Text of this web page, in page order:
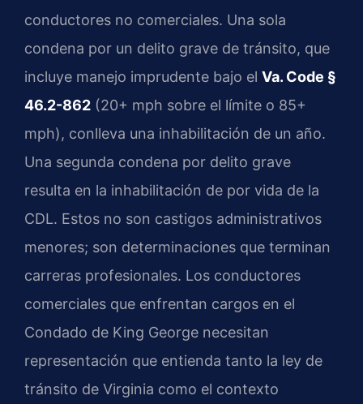
conductores no comerciales. Una sola
condena por un delito grave de tránsito, que
incluye manejo imprudente bajo el Va. Code §
46.2-862 (20+ mph sobre el límite o 85+
mph), conlleva una inhabilitación de un año.
Una segunda condena por delito grave
resulta en la inhabilitación de por vida de la
CDL. Estos no son castigos administrativos
menores; son determinaciones que terminan
carreras profesionales. Los conductores
comerciales que enfrentan cargos en el
Condado de King George necesitan
representación que entienda tanto la ley de
tránsito de Virginia como el contexto